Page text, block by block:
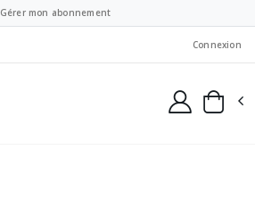
Gérer mon abonnement
Connexion